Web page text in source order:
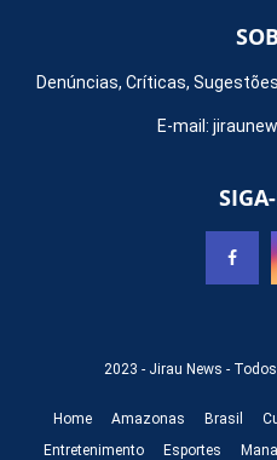
Denúncias, Críticas,
E-mail:
2023 - Jirau News -
Home Amazonas Brasil
Entretenimento
Esportes